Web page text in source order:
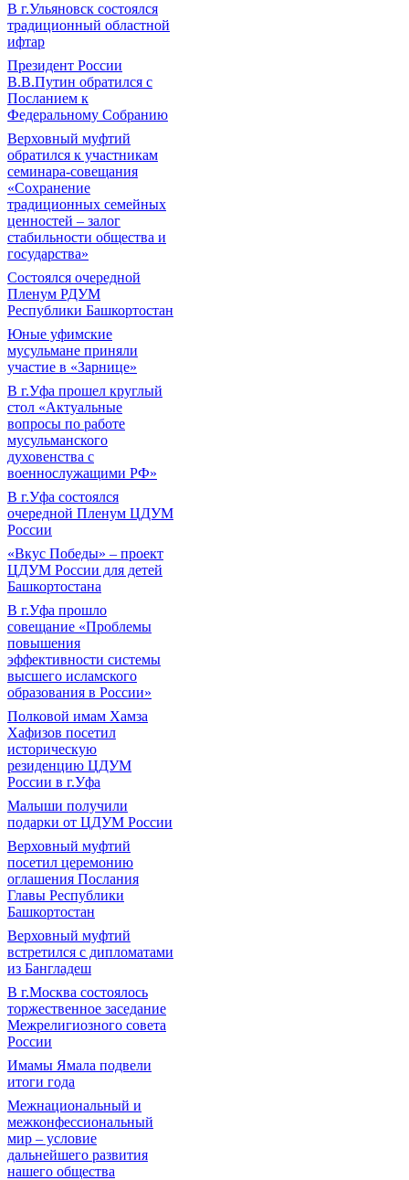
В г.Ульяновск состоялся
традиционный областной
ифтар
Президент России
В.В.Путин обратился с
Посланием к
Федеральному Собранию
Верховный муфтий
обратился к участникам
семинара-совещания
«Сохранение
традиционных семейных
ценностей – залог
стабильности общества и
государства»
Состоялся очередной
Пленум РДУМ
Республики Башкортостан
Юные уфимские
мусульмане приняли
участие в «Зарнице»
В г.Уфа прошел круглый
стол «Актуальные
вопросы по работе
мусульманского
духовенства с
военнослужащими РФ»
В г.Уфа состоялся
очередной Пленум ЦДУМ
России
«Вкус Победы» – проект
ЦДУМ России для детей
Башкортостана
В г.Уфа прошло
совещание «Проблемы
повышения
эффективности системы
высшего исламского
образования в России»
Полковой имам Хамза
Хафизов посетил
историческую
резиденцию ЦДУМ
России в г.Уфа
Малыши получили
подарки от ЦДУМ России
Верховный муфтий
посетил церемонию
оглашения Послания
Главы Республики
Башкортостан
Верховный муфтий
встретился с дипломатами
из Бангладеш
В г.Москва состоялось
торжественное заседание
Межрелигиозного совета
России
Имамы Ямала подвели
итоги года
Межнациональный и
межконфессиональный
мир – условие
дальнейшего развития
нашего общества